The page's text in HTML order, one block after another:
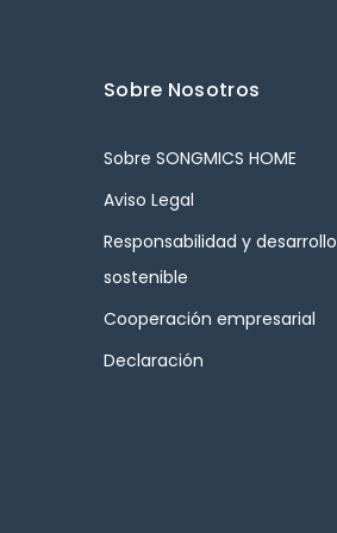
Sobre Nosotros
Sobre SONGMICS HOME
Aviso Legal
Responsabilidad y desarrollo
sostenible
Cooperación empresarial
Declaración